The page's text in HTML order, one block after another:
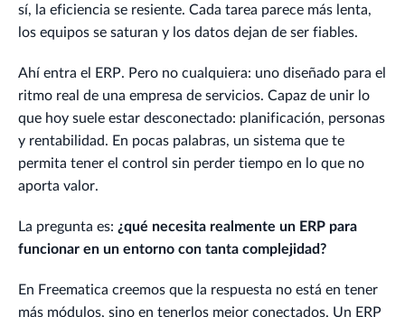
sí, la eficiencia se resiente. Cada tarea parece más lenta,
los equipos se saturan y los datos dejan de ser fiables.
Ahí entra el ERP. Pero no cualquiera: uno diseñado para el
ritmo real de una empresa de servicios. Capaz de unir lo
que hoy suele estar desconectado: planificación, personas
y rentabilidad. En pocas palabras, un sistema que te
permita tener el control sin perder tiempo en lo que no
aporta valor.
La pregunta es: ¿qué necesita realmente un ERP para
funcionar en un entorno con tanta complejidad?
En Freematica creemos que la respuesta no está en tener
más módulos, sino en tenerlos mejor conectados. Un ERP